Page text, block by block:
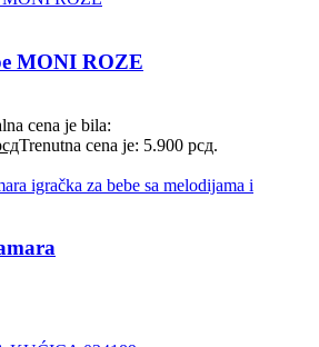
MONI ROZE
cena je bila:
Trenutna cena je: 5.900 рсд.